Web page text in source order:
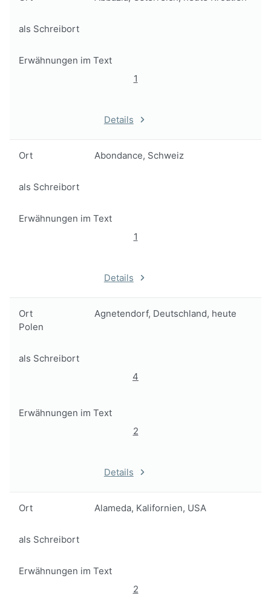
als Schreibort
Erwähnungen im Text
1
Details
Ort Abondance, Schweiz
als Schreibort
Erwähnungen im Text
1
Details
Ort
Agnetendorf, Deutschland, heute
Polen
als Schreibort
4
Erwähnungen im Text
2
Details
Ort Alameda, Kalifornien, USA
als Schreibort
Erwähnungen im Text
2